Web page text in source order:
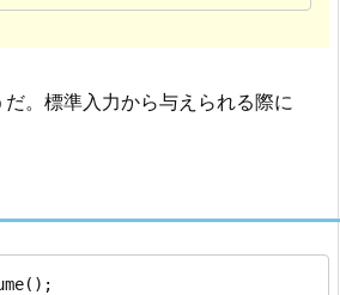
。標準入力から与えられる際に